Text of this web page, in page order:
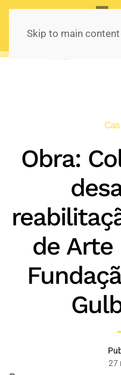
Skip to main content
Obra:
de
27